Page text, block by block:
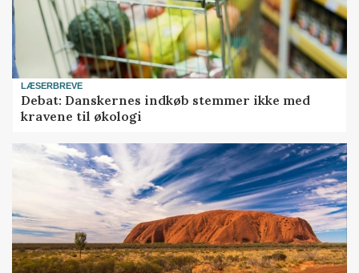
LÆSERBREVE
Debat: Danskernes indkøb stemmer ikke med
kravene til økologi